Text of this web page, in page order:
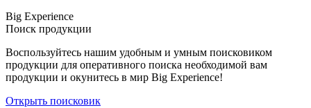
Big Experience
Поиск продукции
Воспользуйтесь нашим удобным и умным поисковиком
продукции для оперативного поиска необходимой вам
продукции и окунитесь в мир Big Experience!
Открыть поисковик